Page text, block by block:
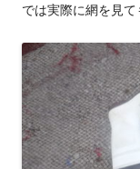
では実際に網を見て